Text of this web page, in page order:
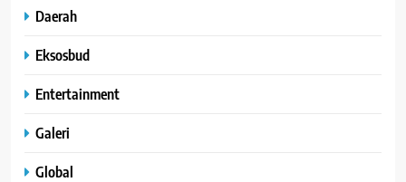
Daerah
Eksosbud
Entertainment
Galeri
Global